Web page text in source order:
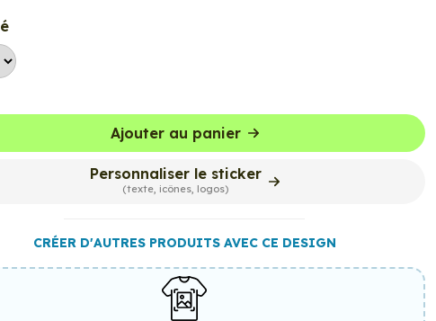
Ajouter au panier
Personnaliser le sticker
(texte, icônes, logos)
CRÉER D'AUTRES PRODUITS AVEC CE DESIGN